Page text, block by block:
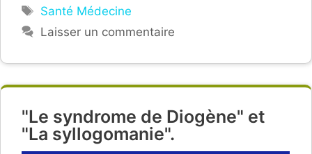
Étiquettes
Santé Médecine
Laisser un commentaire
"Le syndrome de Diogène" et
"La syllogomanie".